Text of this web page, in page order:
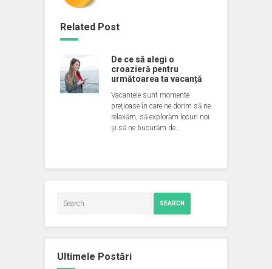
Related Post
De ce să alegi o
croazieră pentru
următoarea ta vacanță
Vacanțele sunt momente
prețioase în care ne dorim să ne
relaxăm, să explorăm locuri noi
și să ne bucurăm de…
SEARCH
Ultimele Postări